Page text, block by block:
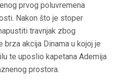
prvog poluvremena
Nakon što je stoper
travnjak zbog
akcija Dinama u kojoj je
te uposlio kapetana Ademija
prostora.